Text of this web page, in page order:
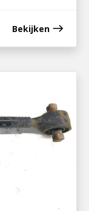
Bekijken east